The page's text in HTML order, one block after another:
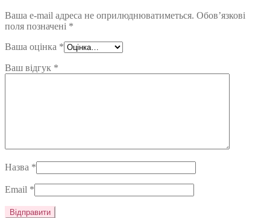
Ваша e-mail адреса не оприлюднюватиметься. Обов’язкові
поля позначені *
Ваша оцінка *
Ваш відгук *
Назва *
Email *